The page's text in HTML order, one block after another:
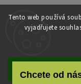
Tento web používá
vyjadřujeteCopyright
Chcete od